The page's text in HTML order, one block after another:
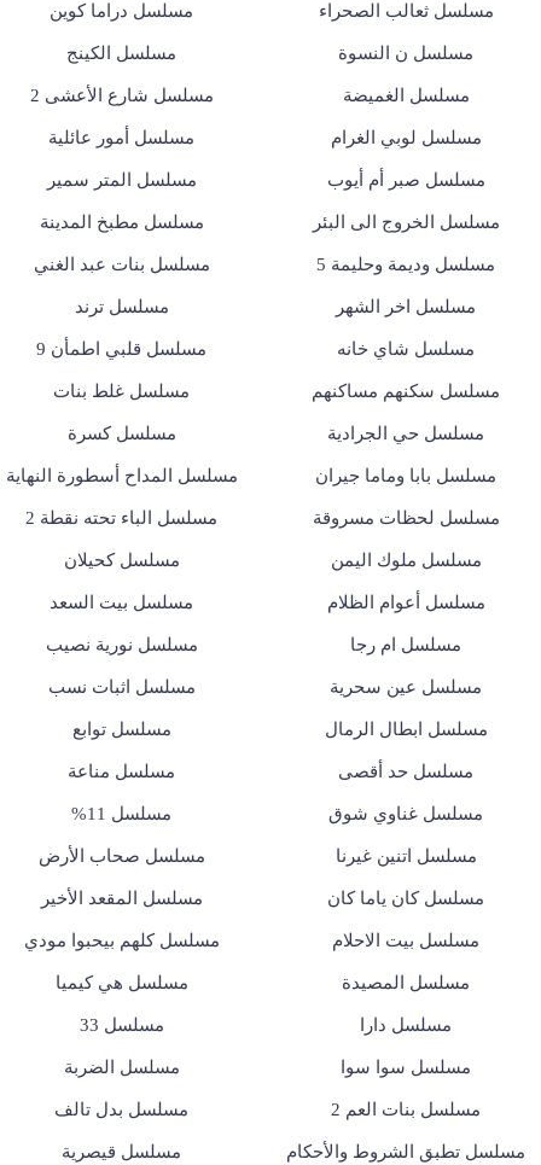
مسلسل ثعالب الصحراء مسلسل دراما كوين
مسلسل ن النسوة مسلسل الكينج
مسلسل الغميضة مسلسل شارع الأعشى 2
مسلسل لوبي الغرام مسلسل أمور عائلية
مسلسل صبر أم أيوب مسلسل المتر سمير
مسلسل الخروج الى البئر مسلسل مطبخ المدينة
مسلسل وديمة وحليمة 5 مسلسل بنات عبد الغني
مسلسل اخر الشهر مسلسل ترند
مسلسل شاي خانه مسلسل قلبي اطمأن 9
مسلسل سكنهم مساكنهم مسلسل غلط بنات
مسلسل حي الجرادية مسلسل كسرة
مسلسل بابا وماما جيران مسلسل المداح أسطورة النهاية
مسلسل لحظات مسروقة مسلسل الباء تحته نقطة 2
مسلسل ملوك اليمن مسلسل كحيلان
مسلسل أعوام الظلام مسلسل بيت السعد
مسلسل ام رجا مسلسل نورية نصيب
مسلسل عين سحرية مسلسل اثبات نسب
مسلسل ابطال الرمال مسلسل توابع
مسلسل حد أقصى مسلسل مناعة
مسلسل غناوي شوق مسلسل 11%
مسلسل اتنين غيرنا مسلسل صحاب الأرض
مسلسل كان ياما كان مسلسل المقعد الأخير
مسلسل بيت الاحلام مسلسل كلهم بيحبوا مودي
مسلسل المصيدة مسلسل هي كيميا
مسلسل دارا مسلسل 33
مسلسل سوا سوا مسلسل الضربة
مسلسل بنات العم 2 مسلسل بدل تالف
مسلسل تطبق الشروط والأحكام مسلسل قيصرية